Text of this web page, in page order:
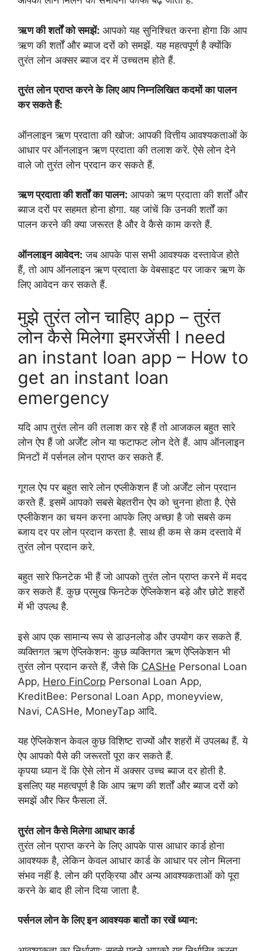
ऋण की शर्तों को समझें: आपको यह सुनिश्चित करना होगा कि आप
ऋण की शर्तों और ब्याज दरों को समझें. यह महत्वपूर्ण है क्योंकि
तुरंत लोन अक्सर ब्याज दर में उच्चतम होते हैं.
तुरंत लोन प्राप्त करने के लिए आप निम्नलिखित कदमों का पालन
कर सकते हैं:
ऑनलाइन ऋण प्रदाता की खोज: आपकी वित्तीय आवश्यकताओं के
आधार पर ऑनलाइन ऋण प्रदाता की तलाश करें. ऐसे लोन देने
वाले जो तुरंत लोन प्रदान कर सकते हैं.
ऋण प्रदाता की शर्तों का पालन: आपको ऋण प्रदाता की शर्तों और
ब्याज दरों पर सहमत होना होगा. यह जांचें कि उनकी शर्तों का
पालन करने की क्या जरूरत है और वे कैसे काम करते हैं.
ऑनलाइन आवेदन: जब आपके पास सभी आवश्यक दस्तावेज होते
हैं, तो आप ऑनलाइन ऋण प्रदाता के वेबसाइट पर जाकर ऋण के
लिए आवेदन कर सकते हैं.
मुझे तुरंत लोन चाहिए app – तुरंत
लोन कैसे मिलेगा इमरजेंसी I need
an instant loan app – How to
get an instant loan
emergency
यदि आप तुरंत लोन की तलाश कर रहे हैं तो आजकल बहुत सारे
लोन ऐप हैं जो अर्जेंट लोन या फटाफट लोन देते हैं. आप ऑनलाइन
मिनटों में पर्सनल लोन प्राप्त कर सकते हैं.
गूगल ऐप पर बहुत सारे लोन एप्लीकेशन हैं जो अर्जेंट लोन प्रदान
करते हैं. इसमें आपको सबसे बेहतरीन ऐप को चुनना होता है. ऐसे
एप्लीकेशन का चयन करना आपके लिए अच्छा है जो सबसे कम
ब्जाय दर पर लोन प्रदान करता है. साथ ही कम से कम दस्तावे में
तुरंत लोन प्रदान करे.
बहुत सारे फिनटेक भी हैं जो आपको तुरंत लोन प्राप्त करने में मदद
कर सकते हैं. कुछ प्रमुख फिनटेक ऐप्लिकेशन बड़े और छोटे शहरों
में भी उपल्ध है.
इसे आप एक सामान्य रूप से डाउनलोड और उपयोग कर सकते हैं.
व्यक्तिगत ऋण ऐप्लिकेशन: कुछ व्यक्तिगत ऋण ऐप्लिकेशन भी
तुरंत लोन प्रदान करते हैं, जैसे कि CASHe Personal Loan
App, Hero FinCorp Personal Loan App,
KreditBee: Personal Loan App, moneyview,
Navi, CASHe, MoneyTap आदि.
यह ऐप्लिकेशन केवल कुछ विशिष्ट राज्यों और शहरों में उपलब्ध हैं. ये
ऐप आपको पैसे की जरूरतों पूरा कर सकते हैं.
कृपया ध्यान दें कि ऐसे लोन में अक्सर उच्च ब्याज दर होती है.
इसलिए यह महत्वपूर्ण है कि आप ऋण की शर्तों और ब्याज दरों को
समझें और फिर फैसला लें.
तुरंत लोन कैसे मिलेगा आधार कार्ड
तुरंत लोन प्राप्त करने के लिए आपके पास आधार कार्ड होना
आवश्यक है, लेकिन केवल आधार कार्ड के आधार पर लोन मिलना
संभव नहीं है.लोन की प्रक्रिया और अन्य आवश्यकताओं को पूरा
करने के बाद ही लोन दिया जाता है.
पर्सनल लोन के लिए इन आवश्यक बातों का रखें ध्यान: